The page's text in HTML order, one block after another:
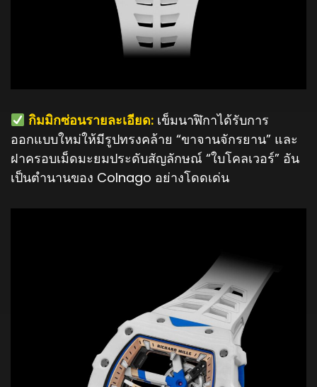
️ กิมมิกซ่อนรายละเอียด:เข็มนาฬิกาได้รับการ
ออกแบบใหม่ให้มีรูปทรงคล้าย “ขาจานจักรยาน” และ
ฝาครอบเม็ดมะยมประดับสัญลักษณ์ “ใบโคลเวอร์” อัน
เป็นตำนานของ Colnago อย่างโดดเด่น